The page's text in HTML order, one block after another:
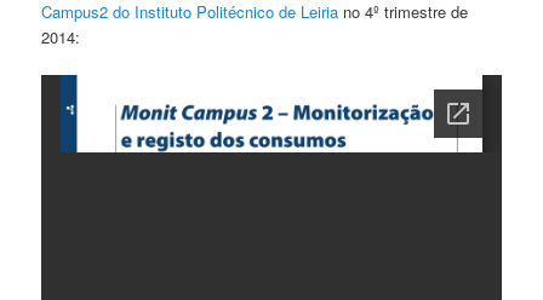
Campus2 do Instituto Politécnico de Leiria no 4º trimestre de
2014: